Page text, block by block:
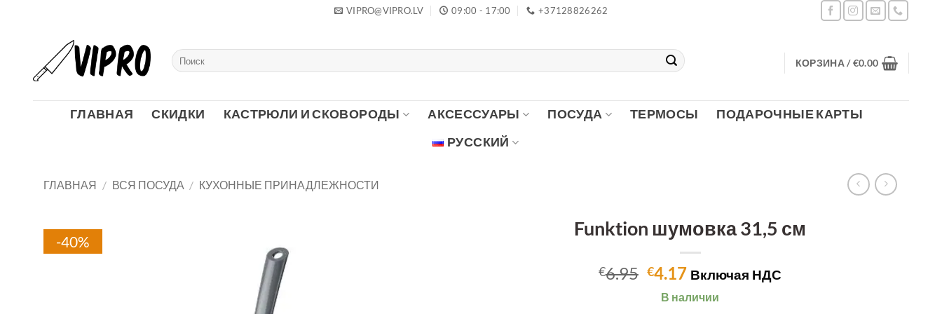
VIPRO@VIPRO.LV 09:00 - 17:00 +37128826262
Искать:
КОРЗИНА /€0.00
ГЛАВНАЯ СКИДКИ КАСТРЮЛИ И СКОВОРОДЫ АКСЕССУАРЫ ПОСУДА ТЕРМОСЫ
ПОДАРОЧНЫЕ КАРТЫ
РУССКИЙ
ГЛАВНАЯ / ВСЯ ПОСУДА / КУХОННЫЕ ПРИНАДЛЕЖНОСТИ
-40%
Funktion шумовка 31,5 см
€6.95 Первоначальная
цена
составляла
€4.17Текущая
€4.17.
Включая НДС
В наличии